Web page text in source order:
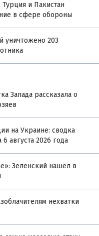
Турция и Пакистан
в сфере обороны
уничтожено 203
Запада рассказала о
на Украине: сводка
августа 2026 года
Зеленский нашёл в
нехватки